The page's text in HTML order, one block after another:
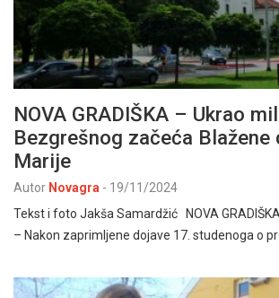
NOVA GRADIŠKA – Ukrao
Bezgrešnog začeća Blažene
Marije
Autor Novagra - 19/11/2024
Tekst i foto Jakša Samardžić NOVA
– Nakon zaprimljene dojave 17. studenoga o